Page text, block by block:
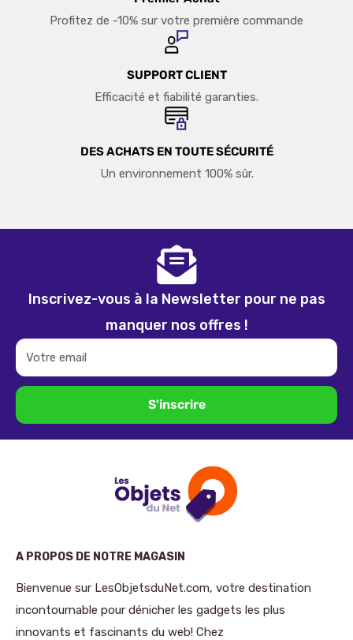
Profitez de -10% sur votre première commande
SUPPORT CLIENT
Efficacité et fiabilité garanties.
DES ACHATS EN TOUTE SÉCURITÉ
Un environnement 100% sûr.
Inscrivez-vous à la Newsletter pour ne pas
manquer nos offres !
Votre email
S'inscrire
A PROPOS DE NOTRE MAGASIN
Bienvenue sur LesObjetsduNet.com, votre destination
incontournable pour dénicher les gadgets les plus
innovants et fascinants du web! Chez